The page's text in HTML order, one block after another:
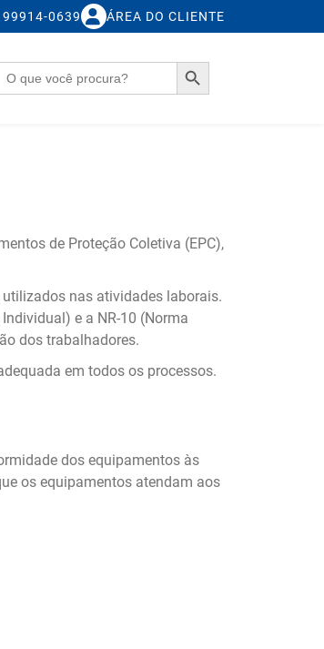
0639 ÁREA DO CLIENTE
for:
Search Button
de Proteção Coletiva (EPC),
utilizados nas atividades laborais.
e a NR-10 (Norma
dos trabalhadores.
em todos os processos.
dos equipamentos às
os equipamentos atendam aos